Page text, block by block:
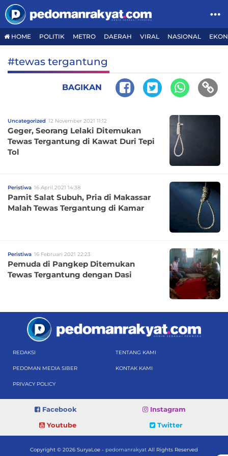
HOME POLITIK METRO DAERAH VIRAL NASIONAL
#tewas tergantung
BAGIKAN
Uncategorized 12 November 2021 11:12
Geger, Seorang Lelaki Ditemukan
Tewas Tergantung di Kawat Duri Tepi
Tol
Peristiwa 16 April 2021 14:38
Pamit Salat Subuh, Pria di Makassar
Malah Tewas Tergantung di Kamar
Peristiwa 16 Februari 2021 22:23
Pemuda di Pangkep Ditemukan
Tewas Tergantung dengan Dasi
REDAKSI TENTANG KAMI
PEDOMAN MEDIA SIBER KONTAK KAMI
PRIVACY POLICY
Facebook
Instagram
Youtube
Twitter
Copyright © 2026 SuryaLoe - pedomanrakyat All Rights Reserved